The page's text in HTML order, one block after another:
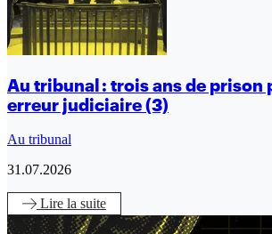
Au tribunal : trois ans de prison
erreur judiciaire (3)
Au tribunal
31.07.2026
Lire la suite